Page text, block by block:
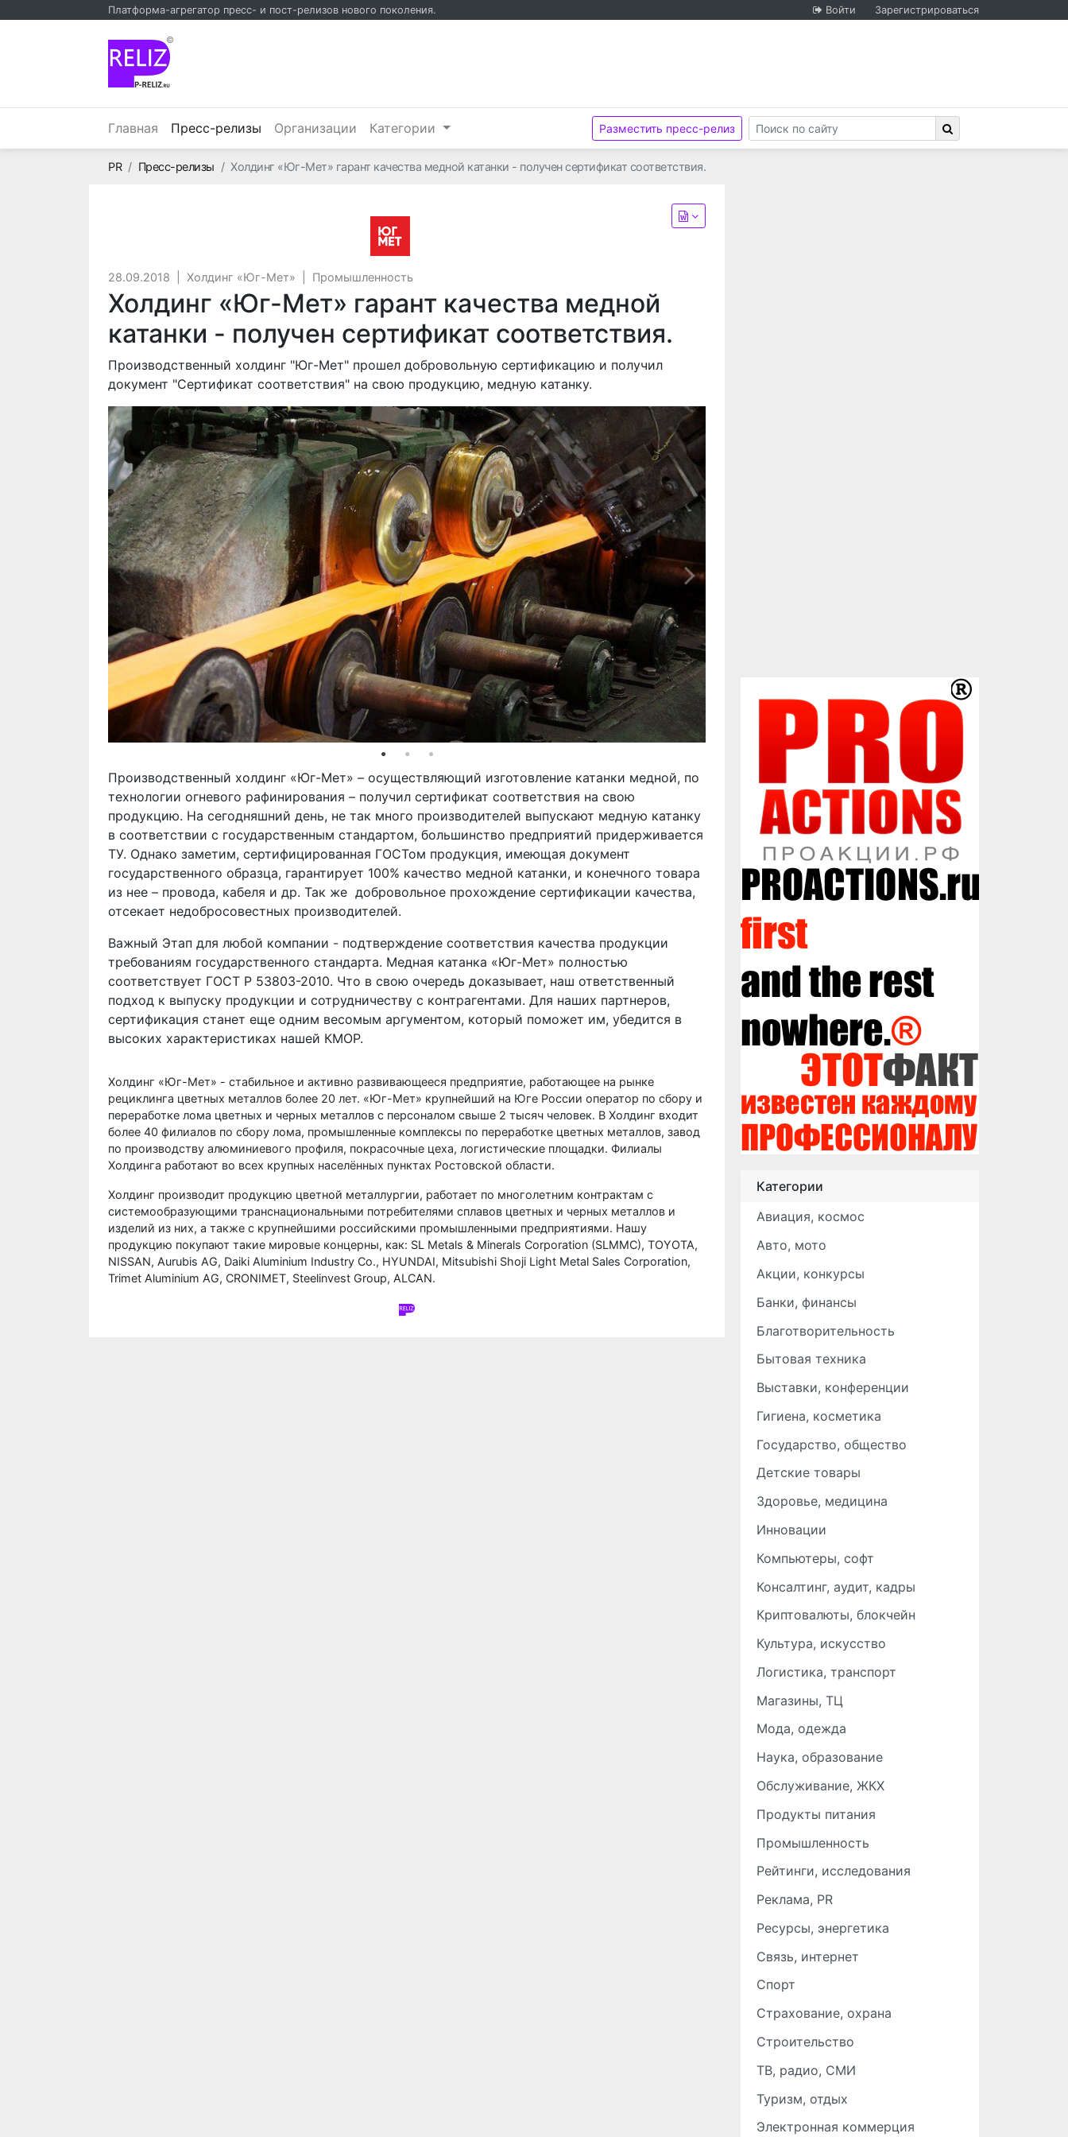
Платформа-агрегатор пресс- и пост-релизов нового поколения. Войти Зарегистрироваться
©
Главная Пресс-релизы (текущий)
Организации Категории Разместить пресс-релиз
PRГлавная
Пресс-релизы Холдинг «Юг-Мет» гарант качества медной катанки - получен сертификат соответствия.
28.09.2018 Холдинг «Юг-Мет» Промышленность
Холдинг «Юг-Мет» гарант качества медной
катанки - получен сертификат соответствия.
Производственный холдинг "Юг-Мет" прошел добровольную сертификацию и получил
документ "Сертификат соответствия" на свою продукцию, медную катанку.
Производственный холдинг «Юг-Мет» – осуществляющий изготовление катанки медной, по
технологии огневого рафинирования – получил сертификат соответствия на свою
продукцию. На сегодняшний день, не так много производителей выпускают медную катанку
в соответствии с государственным стандартом, большинство предприятий придерживается
ТУ. Однако заметим, сертифицированная ГОСТом продукция, имеющая документ
государственного образца, гарантирует 100% качество медной катанки, и конечного товара
из нее – провода, кабеля и др. Так же добровольное прохождение сертификации качества,
отсекает недобросовестных производителей.
Важный Этап для любой компании - подтверждение соответствия качества продукции
требованиям государственного стандарта. Медная катанка «Юг-Мет» полностью
соответствует ГОСТ Р 53803-2010. Что в свою очередь доказывает, наш ответственный
подход к выпуску продукции и сотрудничеству с контрагентами. Для наших партнеров,
сертификация станет еще одним весомым аргументом, который поможет им, убедится в
высоких характеристиках нашей КМОР.
Холдинг «Юг-Мет» - стабильное и активно развивающееся предприятие, работающее на рынке
рециклинга цветных металлов более 20 лет. «Юг-Мет» крупнейший на Юге России оператор по сбору и
переработке лома цветных и черных металлов с персоналом свыше 2 тысяч человек. В Холдинг входит
более 40 филиалов по сбору лома, промышленные комплексы по переработке цветных металлов, завод
по производству алюминиевого профиля, покрасочные цеха, логистические площадки. Филиалы
Холдинга работают во всех крупных населённых пунктах Ростовской области.
Холдинг производит продукцию цветной металлургии, работает по многолетним контрактам с
системообразующими транснациональными потребителями сплавов цветных и черных металлов и
изделий из них, а также с крупнейшими российскими промышленными предприятиями. Нашу
продукцию покупают такие мировые концерны, как: SL Metals & Minerals Corporation (SLMMC), TOYOTA,
NISSAN, Aurubis AG, Daiki Aluminium Industry Co., HYUNDAI, Mitsubishi Shoji Light Metal Sales Corporation,
Trimet Aluminium AG, CRONIMET, Steelinvest Group, ALCAN.
Категории
Авиация, космос
Авто, мото
Акции, конкурсы
Банки, финансы
Благотворительность
Бытовая техника
Выставки, конференции
Гигиена, косметика
Государство, общество
Детские товары
Здоровье, медицина
Инновации
Компьютеры, софт
Консалтинг, аудит, кадры
Криптовалюты, блокчейн
Культура, искусство
Логистика, транспорт
Магазины, ТЦ
Мода, одежда
Наука, образование
Обслуживание, ЖКХ
Продукты питания
Промышленность
Рейтинги, исследования
Реклама, PR
Ресурсы, энергетика
Связь, интернет
Спорт
Страхование, охрана
Строительство
ТВ, радио, СМИ
Туризм, отдых
Электронная коммерция